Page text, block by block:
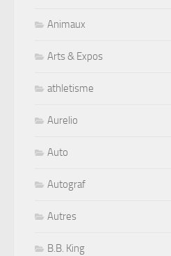
Animaux
Arts & Expos
athletisme
Aurelio
Auto
Autograf
Autres
B.B. King